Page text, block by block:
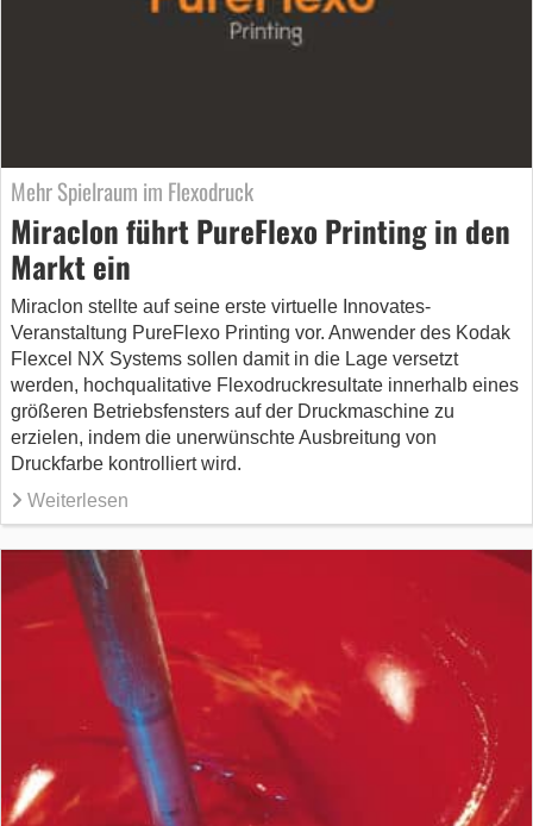
Mehr Spielraum im Flexodruck
Miraclon führt PureFlexo Printing in den
Markt ein
Miraclon stellte auf seine erste virtuelle Innovates-
Veranstaltung PureFlexo Printing vor. Anwender des Kodak
Flexcel NX Systems sollen damit in die Lage versetzt
werden, hochqualitative Flexodruckresultate innerhalb eines
größeren Betriebsfensters auf der Druckmaschine zu
erzielen, indem die unerwünschte Ausbreitung von
Druckfarbe kontrolliert wird.
Weiterlesen